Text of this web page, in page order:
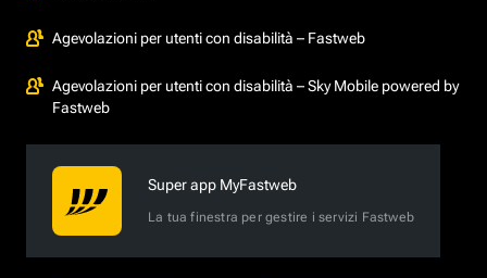
Agevolazioni per utenti con disabilità – Fastweb
Agevolazioni per utenti con disabilità – Sky Mobile powered by
Fastweb
Super app MyFastweb
La tua finestra per gestire i servizi Fastweb